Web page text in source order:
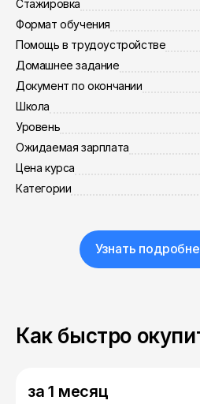
Стажировка
Формат обучения
Помощь в трудоустройстве
Домашнее задание
Документ по окончании
Школа
Уровень
Ожидаемая зарплата
Цена курса
Категории
Узнать
Как быстро
за 1 месяц